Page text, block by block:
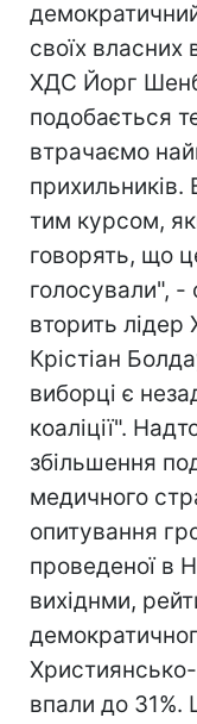
своїх власних
ХДС Йорг
подобається
втрачаємо
прихильників.
тим курсом,
говорять, що
голосували", -
вторить
Крістіан
виборці є
коаліції".
збільшення
медичного
опитування
проведеної в
вихіднми,
впали до 31%.